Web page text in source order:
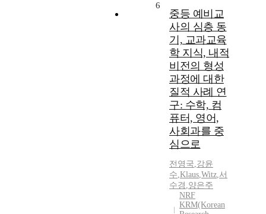
6
중등 예비교
사의 심층 동
기, 교과교육
학 지식, 내적
비전의 형성
과정에 대한
질적 사례 연
구: 수학, 컴
퓨터, 영어,
사회과를 중
심으로
전영국,강윤
수,Klaus,Witz,서
수경 ,양은주
NRF
KRM(Korean